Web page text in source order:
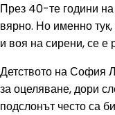
През 40-те години
вярно. Но именно
и воя на сирени, се е
Детството на София
за оцеляване, дори
подслонът често са